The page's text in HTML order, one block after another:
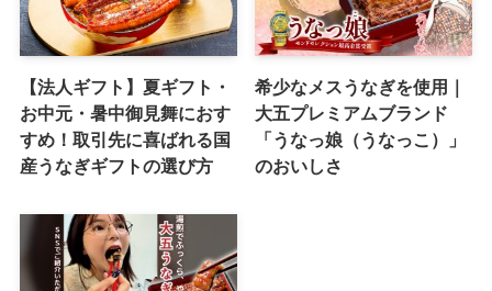
【法人ギフト】夏ギフト・
お中元・暑中御見舞におす
すめ！取引先に喜ばれる国
産うなぎギフトの選び方
希少なメスうなぎを使用｜
大五プレミアムブランド
「うなっ娘（うなっこ）」
のおいしさ